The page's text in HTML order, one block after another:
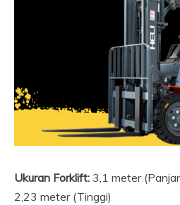
Ukuran Forklift: 3,1 meter
2,23 meter (Tinggi)